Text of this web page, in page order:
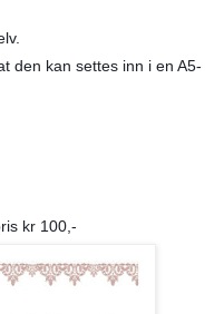
den kan settes inn i en A5-
kr 100,-